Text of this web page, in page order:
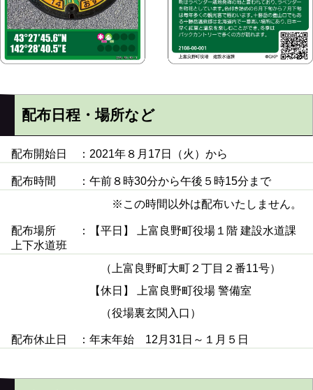
配布日程・場所など
配布開始日 ：2021年８月17日（火）から
配布時間 ：午前８時30分から午後５時15分まで
※この時間以外は配布いたしません。
配布場所 ：【平日】 上富良野町役場１階 建設水道課
上下水道班
（上富良野町大町２丁目２番11号）
【休日】 上富良野町役場 警備室
（役場裏玄関入口）
配布休止日 ：年末年始 12月31日～１月５日